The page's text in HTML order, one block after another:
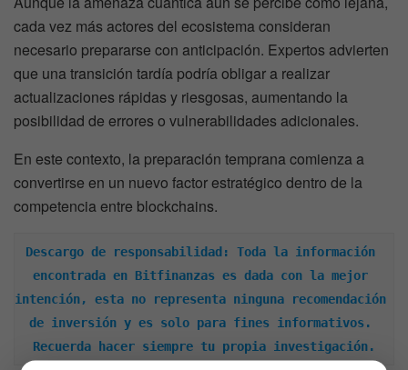
cada vez más actores del ecosistema consideran
necesario prepararse con anticipación. Expertos advierten
que una transición tardía podría obligar a realizar
actualizaciones rápidas y riesgosas, aumentando la
posibilidad de errores o vulnerabilidades adicionales.
En este contexto, la preparación temprana comienza a
convertirse en un nuevo factor estratégico dentro de la
competencia entre blockchains.
Descargo de responsabilidad: Toda la información
encontrada en Bitfinanzas es dada con la mejor
intención, esta no representa ninguna recomendación
de inversión y es solo para fines informativos.
Recuerda hacer siempre tu propia investigación.